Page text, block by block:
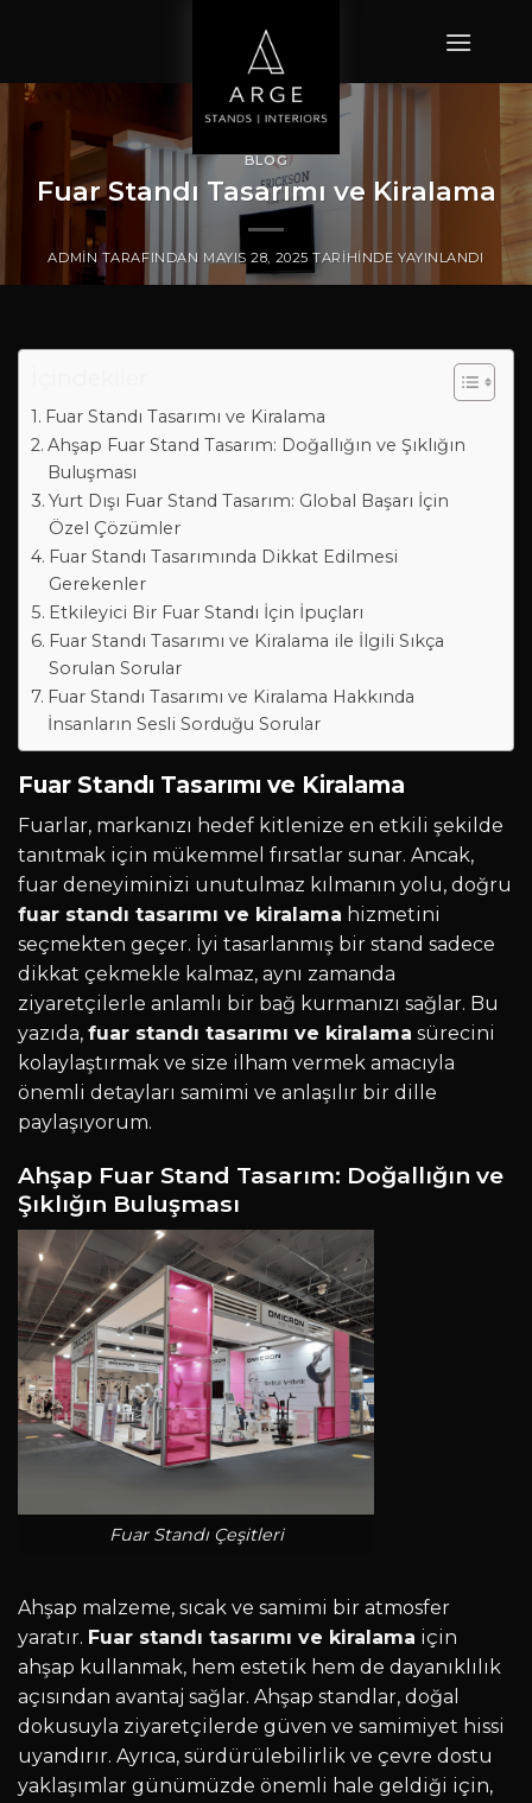
BLOG
Fuar Standı Tasarımı ve Kiralama
ADMINTARAFINDAN MAYIS 28, 2025 TARIHINDE YAYINLANDI
Fuar Standı Tasarımı ve Kiralama
Ahşap Fuar Stand Tasarım: Doğallığın ve Şıklığın
Buluşması
Yurt Dışı Fuar Stand Tasarım: Global Başarı İçin
Özel Çözümler
Fuar Standı Tasarımında Dikkat Edilmesi
Gerekenler
Etkileyici Bir Fuar Standı İçin İpuçları
Fuar Standı Tasarımı ve Kiralama ile İlgili Sıkça
Sorulan Sorular
Fuar Standı Tasarımı ve Kiralama Hakkında
İnsanların Sesli Sorduğu Sorular
Fuar Standı Tasarımı ve Kiralama
Fuarlar, markanızı hedef kitlenize en etkili şekilde
tanıtmak için mükemmel fırsatlar sunar. Ancak,
fuar deneyiminizi unutulmaz kılmanın yolu, doğru
fuar standı tasarımı ve kiralama hizmetini
seçmekten geçer. İyi tasarlanmış bir stand sadece
dikkat çekmekle kalmaz, aynı zamanda
ziyaretçilerle anlamlı bir bağ kurmanızı sağlar. Bu
yazıda, fuar standı tasarımı ve kiralama sürecini
kolaylaştırmak ve size ilham vermek amacıyla
önemli detayları samimi ve anlaşılır bir dille
paylaşıyorum.
Ahşap Fuar Stand Tasarım: Doğallığın ve
Şıklığın Buluşması
Fuar Standı Çeşitleri
Ahşap malzeme, sıcak ve samimi bir atmosfer
yaratır. Fuar standı tasarımı ve kiralama için
ahşap kullanmak, hem estetik hem de dayanıklılık
açısından avantaj sağlar. Ahşap standlar, doğal
dokusuyla ziyaretçilerde güven ve samimiyet hissi
uyandırır. Ayrıca, sürdürülebilirlik ve çevre dostu
yaklaşımlar günümüzde önemli hale geldiği için,